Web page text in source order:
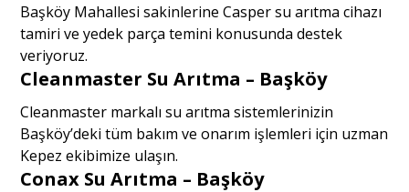
Başköy Mahallesi sakinlerine Casper su arıtma cihazı
tamiri ve yedek parça temini konusunda destek
veriyoruz.
Cleanmaster Su Arıtma – Başköy
Cleanmaster markalı su arıtma sistemlerinizin
Başköy’deki tüm bakım ve onarım işlemleri için uzman
Kepez ekibimize ulaşın.
Conax Su Arıtma – Başköy